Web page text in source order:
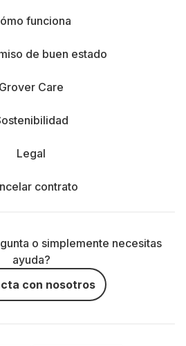
funciona
de buen estado
Grover Care
Legal
contrato
o simplemente necesitas
ayuda?
con nosotros